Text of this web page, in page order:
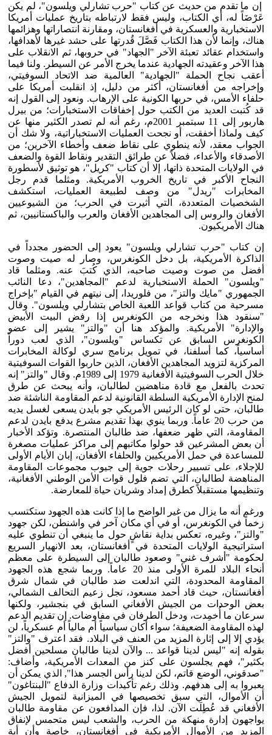
إن ما تقدم من حديث عن كتاب "حرب تشارلي ويلسون"، لم يكن
عَرْضَاً له، أي الكتاب، وليس فقط لارتباطه بتاريخ عمليات أمريكا
الاستخبارية والعسكرية في أفغانستان، ومقارنة انتصاراتها وهزائمها
هناك، وإنما لأن هذا الكتاب فَصَّلَ قُدرتها على حشد غيرها لأهدافها،
واستخدام عقائد تعبئة الآخر "الجهاد" في حروبها، ثم الانقلاب على
هذا الآخر وعقيدته الجهادية عندما يخرج الأمر عن السيطر. ولنا فيما
أعقب نجاح الحملة "الجهادية" العالمية ضد الاتحاد السوفيتي،
وإخراجه من أفغانستان، أكثر من دليل، إذ انقلبت أمريكا على
حلفاء الأمس، في حربها الكونية على الإرهاب. ونعود إلى القول إنه
قد كُتبت العديد من الكتب حول إخفاقات الاستخبارات؛ من بيرل
هاربور إلى 11 سبتمبر 2001م، رغم أنه لم تصدر الكثير منها عن
كيف ولماذا أخفقت، أو نجحت العمليات الاستخباراتية، ولا شك أن
الجواب معقد، لأنه ينطوي على نقاط ضعف وأخطاء الآخرين؛ من
الأصدقاء والأعداء، فضلاً عن طرائق التقدير ونقاط القوة والضعف
في الولايات المتحدة ذاتها، إلا أن كتاب "كريل"، هو توثيق لأسطورة
النجاح الأكبر في تاريخ الخروب الأمريكية. ومثلما قدم رجل
المخابرات "ريدل" من وصف لطبيعة العمليات، استكشف
الشخصيات المتعددة، التي أثيرت في الحرب؛ من الشيوعيين
الأفغان والروس إلى المجاهدين الأفغان والعرب والباكستانيين، ثم
هناك الأمريكيون.
إن كتاب "حرب تشارلي ويلسون" يعود إلى الحضور مجدداً في
الذاكرة الأمريكية، بل دخل الكونغرس، وصار له صيت وصوت
أفضل من صوت وصيت صاحبه، الذي كُتبَ عنه. ومثلما قاد
"ويلسون" الحملة الاستخبارية لدعم "المجاهدين"، دعا النائب
الجمهوري "مايك والتز"، من فلوريدا، إلى نيتهم في القيام "بإخراج
مسرحية من كتاب قواعد اللعبة الخاص بتشارلي ويلسون". وقال
"سنقود هذا ونخرجه من الكونغرس إذا رفض البيت الأبيض
والإدارة" الأمريكية. والمؤكد هنا أن "والتز" يشير إلى عضو
الكونغرس السابق عن تكساس "ويلسون"، الذي لعب دوراً
أساسياً، كما أسلفنا، في تمويل برنامج سري لوكالة المخابرات
المركزية لتزويد المجاهدين الأفغان، الذين حاربوا القوات السوفيتية
خلال الحرب السوفيتية الأفغانية 1979 إلى 1989م. وقال "والتز" إنه
تحدث بالفعل مع قادة مناهضين لطالبان، وأنه يبحث عن طرق
لمنح الإدارة الأمريكية السلطة القانونية لدعم المقاومة الناشئة ضد
طالبان، حتى لو كان الرئيس الأمريكي جو بايدن يسعى لغسل يديه
من حرب 20 عاماً. وربما ينوي بهذا تقديم مشرع يدفع بايدن لدعم
المقاومة، التي ظهر ضعفها، ضد طالبان المنتصرة. وتؤكد الأخبار
أن بعض المشرعين قد حولوا مكاتبهم إلى مراكز عمليات مصغرة
للمساعدة في حمل الأمريكيين والحلفاء الأفغان، إبان الأيام الأولى
للإجلاء، على تسيير رحلات جوية إلى جيوب مجموعات المقاومة
المناهضة لطالبان، التي تضم فلول قوات الأمن الوطني الأفغانية،
وتنظيمها مستقبلاً كطرق إمداد وشريان حياة للمعارضة.
ورغم أنه ما يزال من غير الواضح ما إذا كانت هذه الجهود ستكتسب
زخماً في الكونغرس، أو في أي مكان آخر في واشنطن، لكن جهود
"والتز"، وغيره، تعكس بداية نقاشٍ حول ما ينبغي أن تنطوي عليه
استراتيجية الولايات المتحدة في أفغانستان، بعد الانهيار السريع
لحكومة "أشرف غني" وصعود طالبان إلى السيطرة على معظم
أنحاء البلاد للمرة الأولى منذ 20 عاماً. وربما شجع هذه الجهود
المقاومة المحدودة، التي اندلعت ضد طالبان في شمال شرق
أفغانستان، حيث قاد أحمد مسعود، نجل زعيم التحالف الشمالي،
بعض الوحدات من الجيش الأفغاني السابق في بنجشير، ولكنها
سرعان ما أُخمِدت، ودخل الطرفان في مفاوضات. إن تقديم الدعم
لهذه المقاومة الضعيفة؛ سواء أكان سياسياً أم مالياً أم عسكرياً، لن
يؤدي إلا إلى إثارة المزيد من العنف في البلاد. فقد اعترف "والتز"
بقوله إنه "ليس لدينا قواعد ... والآن لدينا طالبان مسلحين أفضل
بكثير"، فهم يجلسون على كنز من المعدات الأمريكية، وأضاف:
"صدقوني، الوضع قاتم، لكن لدينا رأس الجسر هذا", الذي يمكن أن
يعبروا به إلى هدفهم. وذلك رغم تأكيدات وزارة الدفاع "البنتاغون"
أن الأموال، التي سبق تخصيصها في الميزانية لتمويل الجيش
الأفغاني قد عُطِلَت الآن. لذا، فإن المدافعون عن مقاومة طالبان
يواجهون إدارة منهكة من الحرب، والشعب ليس متحمس لإنفاق
المزيد من الأموال الأمريكية في أفغانستان، خاصة وأن أية